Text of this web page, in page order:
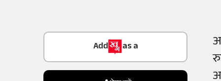
Trusted Source on